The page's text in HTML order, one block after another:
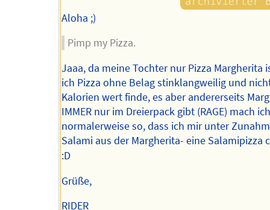
Aloha ;)
Pimp my Pizza.
Jaaa, da meine Tochter nur Pizza Margherita
ich Pizza ohne Belag stinklangweilig und
Kalorien wert finde, es aber andererseits
IMMER nur im Dreierpack gibt (RAGE) mach
normalerweise so, dass ich mir unter
Salami aus der Margherita- eine Salamipizza
:D
Grüße,
RIDER